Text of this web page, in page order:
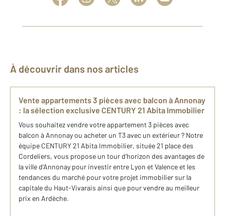
À découvrir dans nos articles
Vente appartements 3 pièces avec balcon à Annonay
: la sélection exclusive CENTURY 21 Abita Immobilier
Vous souhaitez vendre votre appartement 3 pièces avec
balcon à Annonay ou acheter un T3 avec un extérieur ? Notre
équipe CENTURY 21 Abita Immobilier, située 21 place des
Cordeliers, vous propose un tour d’horizon des avantages de
la ville d’Annonay pour investir entre Lyon et Valence et les
tendances du marché pour votre projet immobilier sur la
capitale du Haut-Vivarais ainsi que pour vendre au meilleur
prix en Ardèche.